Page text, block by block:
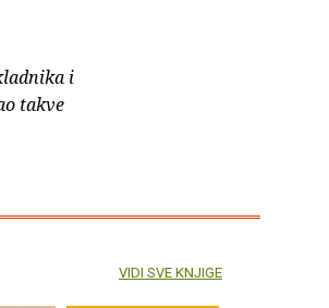
i
takve
VIDI SVE KNJIGE